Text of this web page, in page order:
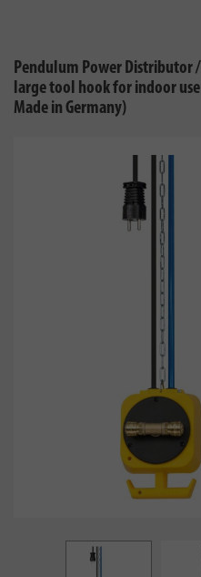
Pendulum Power Distributor
large tool hook for indoor
Made in Germany)